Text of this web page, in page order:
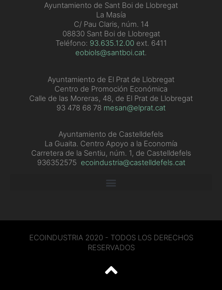
Ayuntamiento de Sant Boi de Llobregat
La Masía
C/ Pau Claris, núm. 14
08830 Sant Boi de Llobregat
Teléfono: 93.635.12.00ext. 6411
eobiols@santboi.cat.
Ayuntamiento de El Prat de Llobregat
Centro de Promoción Económica
Calle de las Moreras, 48, de El Prat de Llobregat
93 478 68 78 mesan@elprat.cat
Ayuntamiento de Castelldefels
La Guaita. Centro Apoyo a la Economía
Carretera de la Sentiu, núm. 1, de Castelldefels
936352575 ecoindustria@castelldefels.cat
ECOINDUSTRIA 2020 - TODOS LOS DERECHOS
RESERVADOS